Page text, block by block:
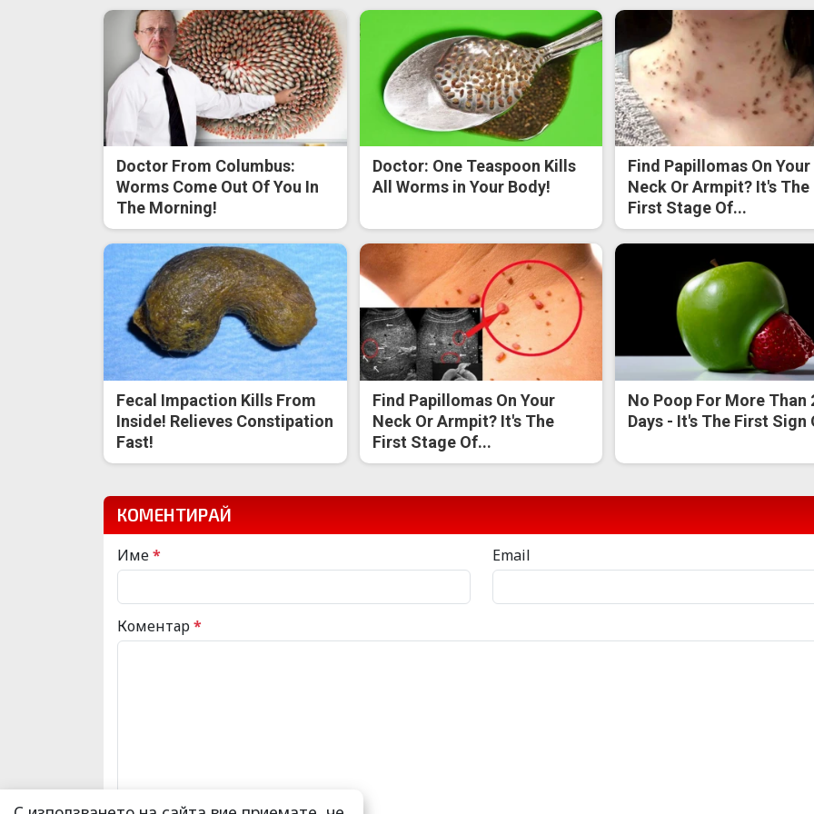
Doctor From Columbus:
Worms Come Out Of You In
The Morning!
Doctor: One Teaspoon Kills
All Worms in Your Body!
Find Papillomas On Your
Neck Or Armpit? It's The
First Stage Of...
Fecal Impaction Kills From
Inside! Relieves Constipation
Fast!
Find Papillomas On Your
Neck Or Armpit? It's The
First Stage Of...
No Poop For More Than
Days - It's The First Sign
КОМЕНТИРАЙ
Име* Email
Коментар*